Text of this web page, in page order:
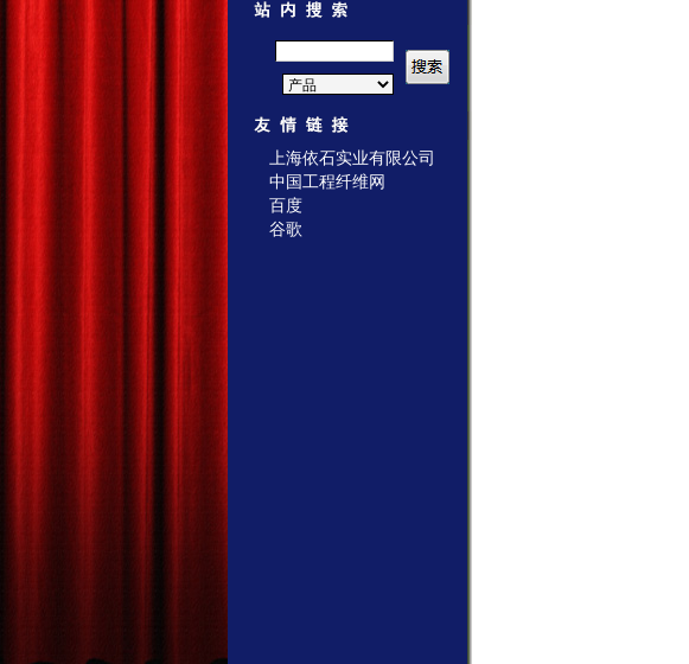
上海依石实业有限公司
中国工程纤维网
百度
谷歌